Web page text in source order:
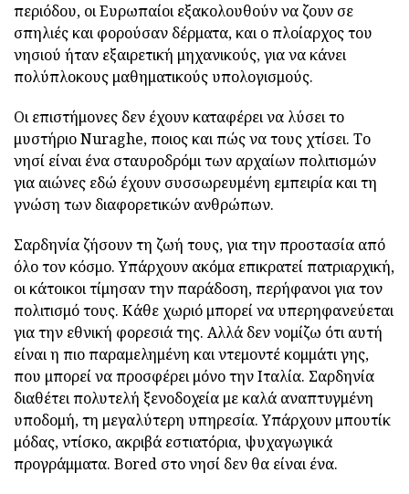
περιόδου, οι Ευρωπαίοι εξακολουθούν να ζουν σε
σπηλιές και φορούσαν δέρματα, και ο πλοίαρχος του
νησιού ήταν εξαιρετική μηχανικούς, για να κάνει
πολύπλοκους μαθηματικούς υπολογισμούς.
Οι επιστήμονες δεν έχουν καταφέρει να λύσει το
μυστήριο Nuraghe, ποιος και πώς να τους χτίσει. Το
νησί είναι ένα σταυροδρόμι των αρχαίων πολιτισμών
για αιώνες εδώ έχουν συσσωρευμένη εμπειρία και τη
γνώση των διαφορετικών ανθρώπων.
Σαρδηνία ζήσουν τη ζωή τους, για την προστασία από
όλο τον κόσμο. Υπάρχουν ακόμα επικρατεί πατριαρχική,
οι κάτοικοι τίμησαν την παράδοση, περήφανοι για τον
πολιτισμό τους. Κάθε χωριό μπορεί να υπερηφανεύεται
για την εθνική φορεσιά της. Αλλά δεν νομίζω ότι αυτή
είναι η πιο παραμελημένη και ντεμοντέ κομμάτι γης,
που μπορεί να προσφέρει μόνο την Ιταλία. Σαρδηνία
διαθέτει πολυτελή ξενοδοχεία με καλά αναπτυγμένη
υποδομή, τη μεγαλύτερη υπηρεσία. Υπάρχουν μπουτίκ
μόδας, ντίσκο, ακριβά εστιατόρια, ψυχαγωγικά
προγράμματα. Bored στο νησί δεν θα είναι ένα.